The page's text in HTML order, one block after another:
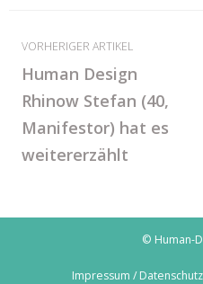
VORHERIGER ARTIKEL
Human Design
Rhinow Stefan (40,
Manifestor) hat es
weitererzählt
© Human-
Impressum / Datenschutz